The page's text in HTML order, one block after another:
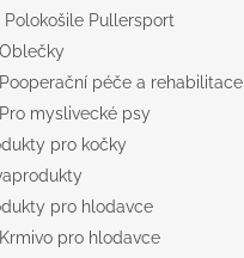
Polokošile Pullersport
Oblečky
Pooperační péče a rehabilitace
Pro myslivecké psy
pro kočky
pro hlodavce
Krmivo pro hlodavce